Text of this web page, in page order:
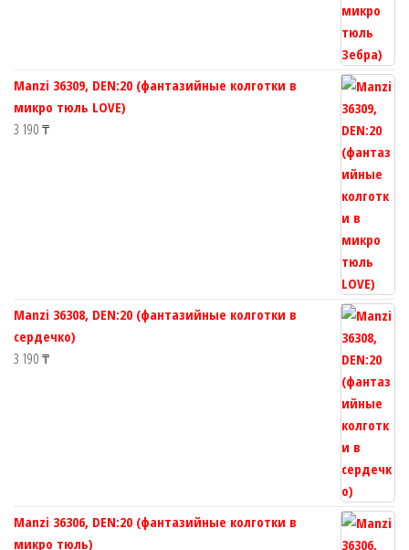
Manzi 36309, DEN:20 (фантазийные колготки в
микро тюль LOVE)
3 190 ₸
Manzi 36308, DEN:20 (фантазийные колготки в
сердечко)
3 190 ₸
Manzi 36306, DEN:20 (фантазийные колготки в
микро тюль)